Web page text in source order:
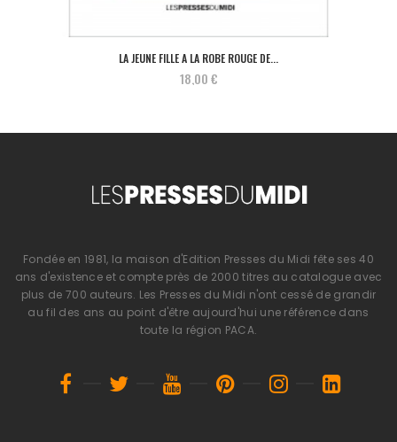
LA JEUNE FILLE A LA ROBE ROUGE DE...
18,00 €
Fondée en 1981, la maison d'Edition Presses du Midi fête ses 40
ans d'existence et compte près de 2000 titres au catalogue avec
plus de 700 auteurs. Les Presses du Midi n'ont cessé de grandir
au fil des ans au point d'être aujourd'hui une référence dans
toute la région PACA.